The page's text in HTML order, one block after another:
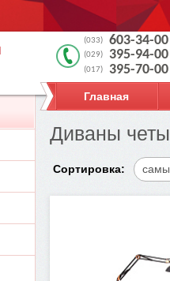
(033) 603-34-00
(029) 395-94-00
(017) 395-70-00
Главная
Диваны
Сортировка: